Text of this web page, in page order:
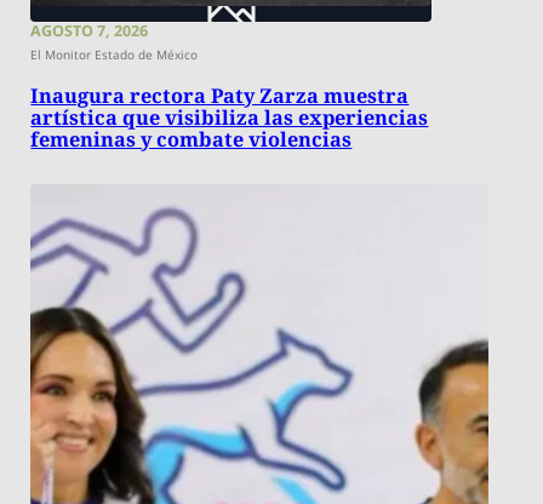
AGOSTO 7, 2026
El Monitor Estado de México
Inaugura rectora Paty Zarza muestra
artística que visibiliza las experiencias
femeninas y combate violencias